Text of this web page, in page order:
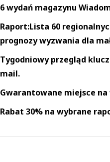
6 wydań magazynu
Raport:Lista 60
prognozy wyzwania dla
Tygodniowy przegląd
mail.
Gwarantowane miejsce
Rabat 30% na wybrane